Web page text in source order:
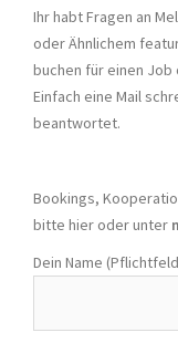
Ihr habt Fragen an
oder Ähnlichem
buchen für einen
Einfach eine Mail
beantwortet.
Bookings,
bitte hier oder unter
Dein Name